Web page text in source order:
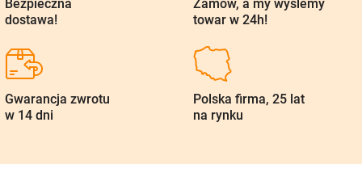
Bezpieczna
dostawa!
Zamów, a my wyślemy
towar w 24h!
Gwarancja zwrotu
w 14 dni
Polska firma, 25 lat
na rynku